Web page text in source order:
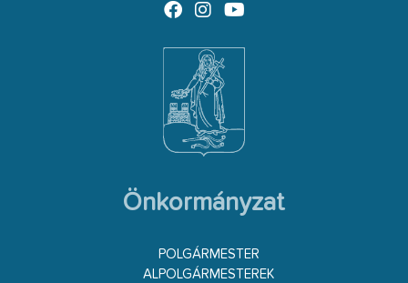
Önkormányzat
POLGÁRMESTER
ALPOLGÁRMESTEREK